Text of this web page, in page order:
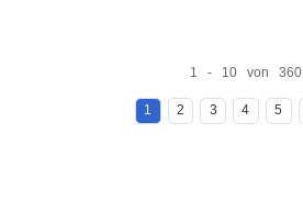
1 - 10 von 360
1 2 3 4 5